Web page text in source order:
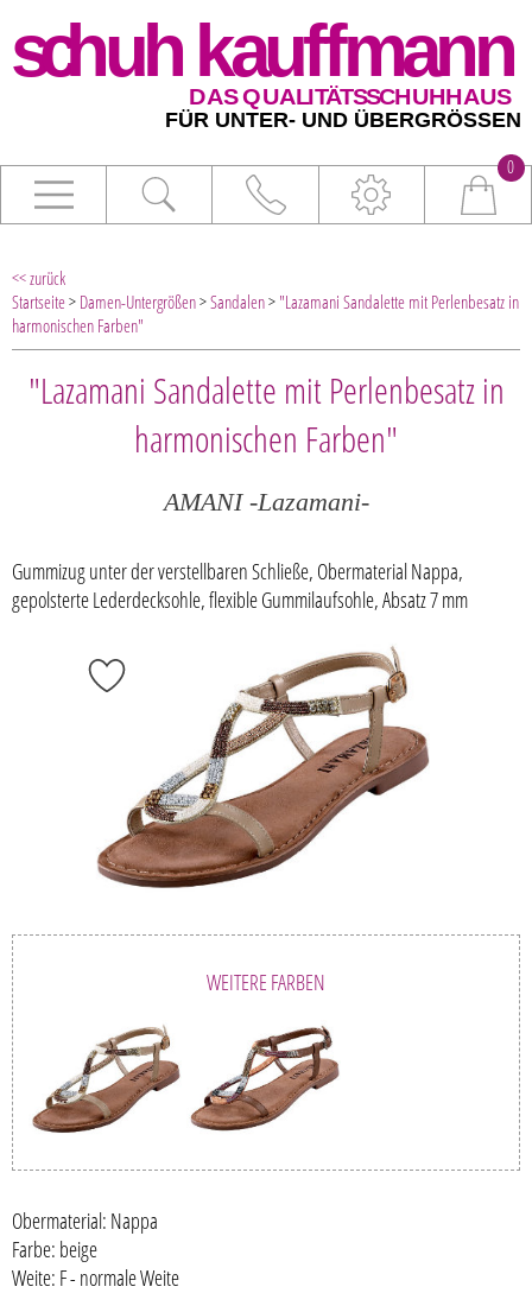
0
<< zurück
Startseite> Damen-Untergrößen>Sandalen> "Lazamani Sandalette mit Perlenbesatz in
harmonischen Farben"
"Lazamani Sandalette mit Perlenbesatz in
harmonischen Farben"
AMANI -Lazamani-
Gummizug unter der verstellbaren Schließe, Obermaterial Nappa,
gepolsterte Lederdecksohle, flexible Gummilaufsohle, Absatz 7 mm
WEITERE FARBEN
Obermaterial: Nappa
Farbe: beige
Weite: F - normale Weite